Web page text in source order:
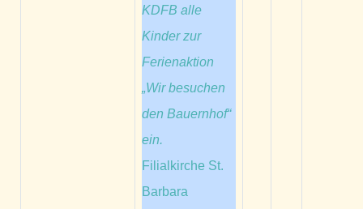
KDFB alle
Kinder zur
Ferienaktion
„Wir besuchen
den Bauernhof“
ein.
Filialkirche St.
Barbara